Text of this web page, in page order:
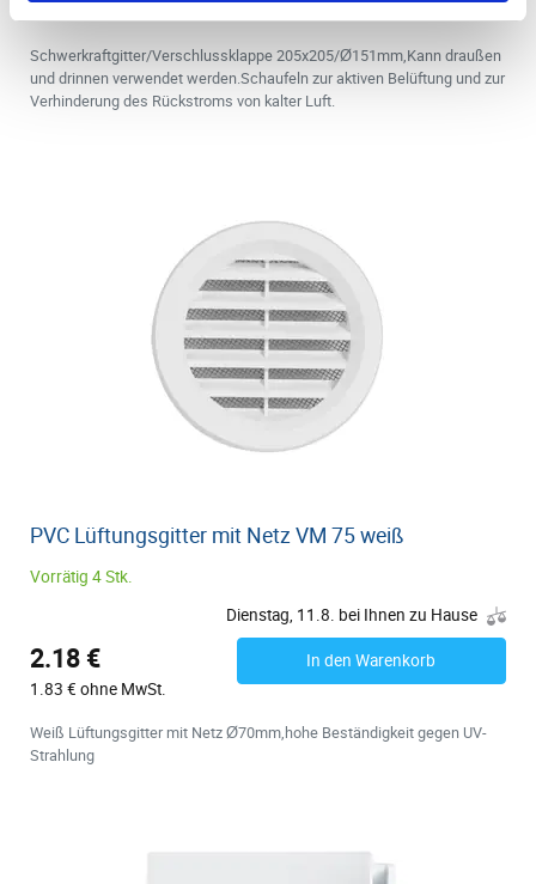
Schwerkraftgitter/Verschlussklappe 205x205/Ø151mm,Kann draußen
und drinnen verwendet werden.Schaufeln zur aktiven Belüftung und zur
Verhinderung des Rückstroms von kalter Luft.
PVC Lüftungsgitter mit Netz VM 75 weiß
Vorrätig 4 Stk.
Dienstag, 11.8. bei Ihnen zu Hause
2.18 €
1.83 € ohne MwSt.
In den Warenkorb
Weiß Lüftungsgitter mit Netz Ø70mm,hohe Beständigkeit gegen UV-
Strahlung